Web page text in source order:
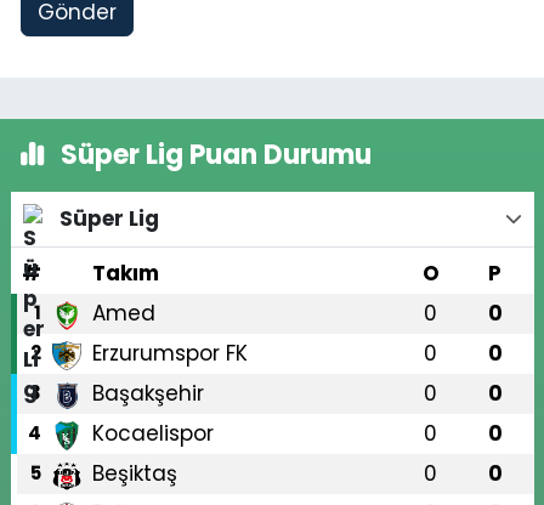
Gönder
Süper Lig Puan Durumu
Süper Lig
#
Takım O P
1 Amed 0 0
2 Erzurumspor FK 0 0
3 Başakşehir 0 0
4 Kocaelispor 0 0
5 Beşiktaş 0 0